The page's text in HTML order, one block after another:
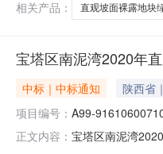
相关产品：
直观坡面裸露地块
宝塔区南泥湾2020年
中标｜中标通知
陕西省
项目编号： A99-
正文内容： 宝塔区南泥湾